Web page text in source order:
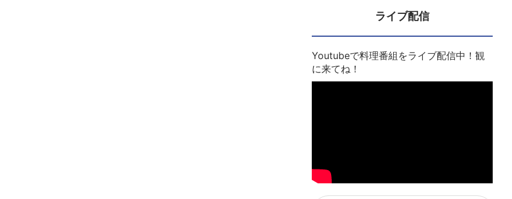
ライブ配信
Youtubeで料理番組をライブ配信中！観
に来てね！